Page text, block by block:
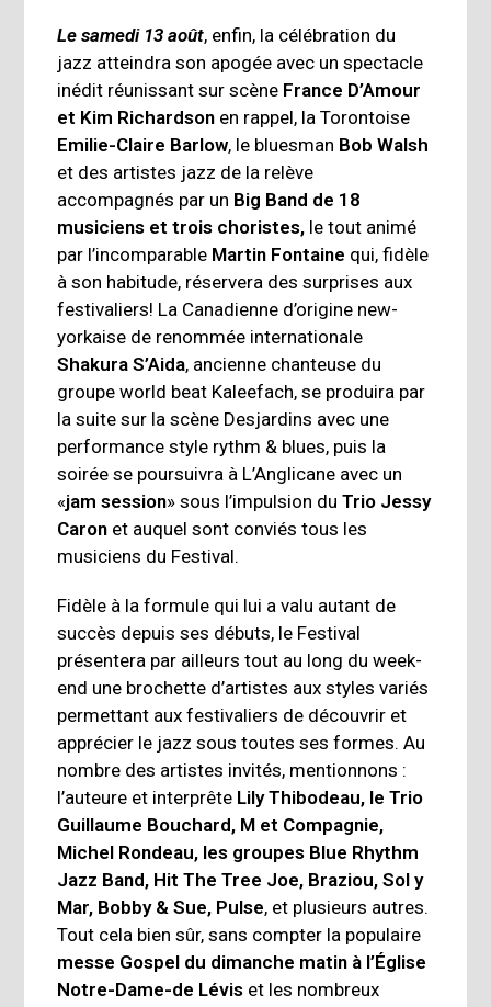
Le samedi 13 août, enfin, la célébration du
jazz atteindra son apogée avec un spectacle
inédit réunissant sur scène France D’Amour
et Kim Richardson en rappel, la Torontoise
Emilie-Claire Barlow, le bluesman Bob Walsh
et des artistes jazz de la relève
accompagnés par un Big Band de 18
musiciens et trois choristes, le tout animé
par l’incomparable Martin Fontaine qui, fidèle
à son habitude, réservera des surprises aux
festivaliers! La Canadienne d’origine new-
yorkaise de renommée internationale
Shakura S’Aida, ancienne chanteuse du
groupe world beat Kaleefach, se produira par
la suite sur la scène Desjardins avec une
performance style rythm & blues, puis la
soirée se poursuivra à L’Anglicane avec un
«jam session» sous l’impulsion duTrio Jessy
Caron et auquel sont conviés tous les
musiciens du Festival.
Fidèle à la formule qui lui a valu autant de
succès depuis ses débuts, le Festival
présentera par ailleurs tout au long du week-
end une brochette d’artistes aux styles variés
permettant aux festivaliers de découvrir et
apprécier le jazz sous toutes ses formes. Au
nombre des artistes invités, mentionnons :
l’auteure et interprête Lily Thibodeau, le Trio
Guillaume Bouchard, M et Compagnie,
Michel Rondeau, les groupes Blue Rhythm
Jazz Band, Hit The Tree Joe, Braziou, Sol y
Mar, Bobby & Sue, Pulse, et plusieurs autres.
Tout cela bien sûr, sans compter la populaire
messe Gospel du dimanche matin à l’Église
Notre-Dame-de Lévis et les nombreux